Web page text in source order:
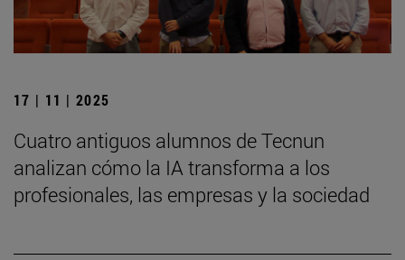
17 | 11 | 2025
Cuatro antiguos alumnos de Tecnun
analizan cómo la IA transforma a los
profesionales, las empresas y la sociedad